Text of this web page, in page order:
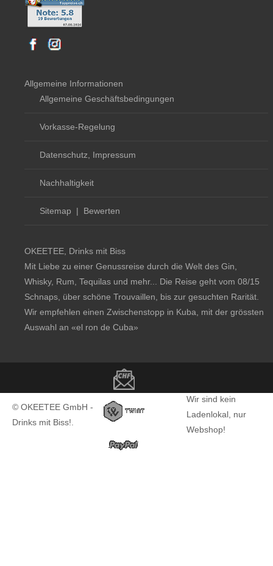
© OKEETEE GmbH -
Drinks mit Biss!.
Wir sind kein
Ladenlokal, nur
Webshop!
Allgemeine Informationen
Allgemeine Geschäftsbedingungen
Vorkasse-Regelung
Datenschutz, Impressum
Nachhaltigkeit
Sitemap | Bewerten
OKEETEE, Drinks mit Biss
Mit Liebe zu einer Genussreise durch die Welt des Gin,
Whisky, Rum, Tequilas und mehr... Die Reise geht vom 08/15
Schnaps, über schöne Trouvaillen, bis zur gesuchten Rarität.
Wir empfehlen einen Zwischenstopp in Kuba, mit der grössten
Auswahl an «el ron de Cuba»